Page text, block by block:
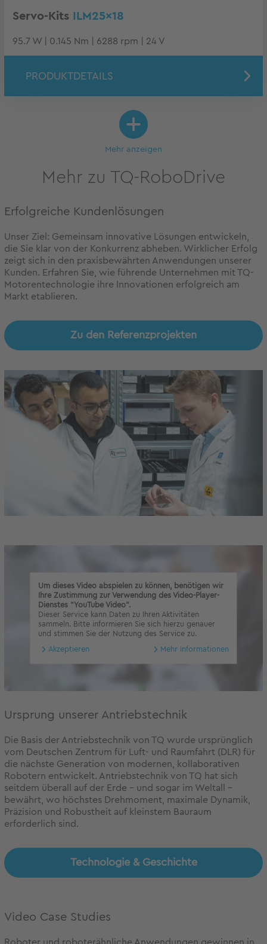
Servo-Kits ILM25x18
95.7 W | 0.145 Nm | 6288 rpm | 24 V
PRODUKTDETAILS
Mehr anzeigen
Mehr zu TQ-RoboDrive
Erfolgreiche Kundenlösungen
Unser Ziel: Gemeinsam innovative Lösungen entwickeln,
die Sie klar von der Konkurrenz abheben. Wirklicher Erfolg
zeigt sich in den praxisbewährten Anwendungen unserer
Kunden. Erfahren Sie, wie führende Unternehmen mit TQ-
Motorentechnologie ihre Innovationen erfolgreich am
Markt etablieren.
Zu den Referenzprojekten
Um dieses Video abspielen zu können, benötigen wir
Ihre Zustimmung zur Verwendung des Video-Player-
Dienstes "YouTube Video".
Dieser Service kann Daten zu Ihren Aktivitäten
sammeln. Bitte informieren Sie sich hierzu genauer
und stimmen Sie der Nutzung des Service zu.
Akzeptieren Mehr Informationen
Ursprung unserer Antriebstechnik
Die Basis der Antriebstechnik von TQ wurde ursprünglich
vom Deutschen Zentrum für Luft- und Raumfahrt (DLR) für
die nächste Generation von modernen, kollaborativen
Robotern entwickelt. Antriebstechnik von TQ hat sich
seitdem überall auf der Erde - und sogar im Weltall -
bewährt, wo höchstes Drehmoment, maximale Dynamik,
Präzision und Robustheit auf kleinstem Bauraum
erforderlich sind.
Technologie & Geschichte
Video Case Studies